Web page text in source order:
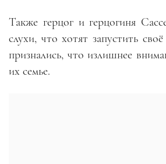
Также герцог и герцогиня
слухи, что хотят запустить
признались, что излишнее
их семье.